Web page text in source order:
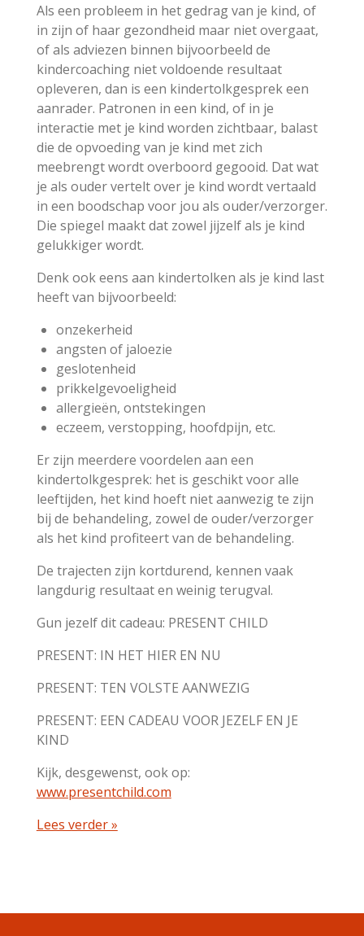
Als een probleem in het gedrag van je kind, of
in zijn of haar gezondheid maar niet overgaat,
of als adviezen binnen bijvoorbeeld de
kindercoaching niet voldoende resultaat
opleveren, dan is een kindertolkgesprek een
aanrader. Patronen in een kind, of in je
interactie met je kind worden zichtbaar, balast
die de opvoeding van je kind met zich
meebrengt wordt overboord gegooid. Dat wat
je als ouder vertelt over je kind wordt vertaald
in een boodschap voor jou als ouder/verzorger.
Die spiegel maakt dat zowel jijzelf als je kind
gelukkiger wordt.
Denk ook eens aan kindertolken als je kind last
heeft van bijvoorbeeld:
onzekerheid
angsten of jaloezie
geslotenheid
prikkelgevoeligheid
allergieën, ontstekingen
eczeem, verstopping, hoofdpijn, etc.
Er zijn meerdere voordelen aan een
kindertolkgesprek: het is geschikt voor alle
leeftijden, het kind hoeft niet aanwezig te zijn
bij de behandeling, zowel de ouder/verzorger
als het kind profiteert van de behandeling.
De trajecten zijn kortdurend, kennen vaak
langdurig resultaat en weinig terugval.
Gun jezelf dit cadeau: PRESENT CHILD
PRESENT: IN HET HIER EN NU
PRESENT: TEN VOLSTE AANWEZIG
PRESENT: EEN CADEAU VOOR JEZELF EN JE
KIND
Kijk, desgewenst, ook op:
www.presentchild.com
Lees verder »